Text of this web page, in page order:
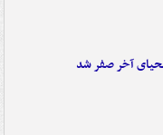
آخر صفر شد